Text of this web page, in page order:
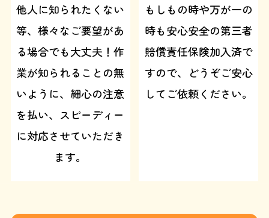
他人に知られたくない
等、様々なご要望があ
る場合でも大丈夫！作
業が知られることの無
いように、細心の注意
を払い、スピーディー
に対応させていただき
ます。
もしもの時や万が一の
時も安心安全の第三者
賠償責任保険加入済で
すので、どうぞご安心
してご依頼ください。